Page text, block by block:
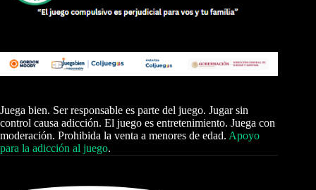
Juega bien. Ser responsable es parte del juego. Jugar sin
control causa adicción. El juego es entretenimiento. Juega con
moderación. Prohibida la venta a menores de edad. Apoyo
para la adicción al juego.